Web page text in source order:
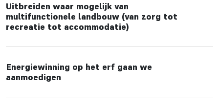
Uitbreiden waar mogelijk van
multifunctionele landbouw (van zorg tot
recreatie tot accommodatie)
Energiewinning op het erf gaan we
aanmoedigen